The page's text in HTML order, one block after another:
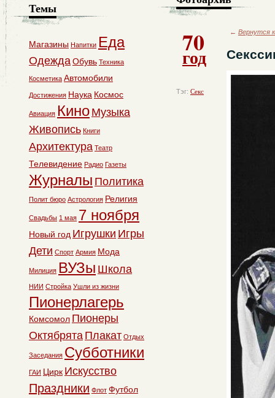
70
год
Тэг: Секс
← Вернутся
Темы
Магазины Напитки Еда
ОдеждаОбувь Техника
Косметика Автомобили
Достижения Наука Космос
Авиация Кино Музыка
Живопись Книги
Архитектура Театр
Телевидение Радио Газеты
Журналы Политика
Полит бюро Астрология Религия
Свадьбы 1 мая 7 ноября
Новый год Игрушки Игры
Дети Спорт Армия Мода
Милиция ВУЗы Школа
НИИ Стройка Ушли из жизни
Пионерлагерь
Комсомол Пионеры
Октябрята Плакат Отдых
Заседания Субботники
ГАИ Цирк Искусство
Праздники Флот Футбол